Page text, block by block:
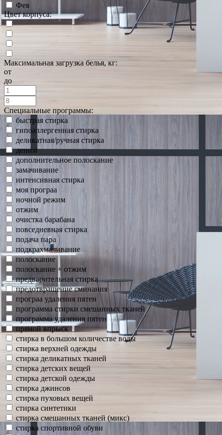
Фея
Цвет корпуса:
Максимальная загрузка белья, кг:
от
до
Специальные программы:
быстрая стирка
гипоаллергенная стирка
деликатная/ручная стирка
деним
дополнительное полоскание
замачивание
интенсивная стирка
моя програа
ночной режим
отжим
очистка барабана
повседневная стирка
подача пара
подкрахмаливание
полоскание
полоскание + отжим
предварительная стирка
предотвращение сминания
програа удаления пятен
программа стирки смешанных тканей
программа удаления пятен
прямой впрыск
стирка в большом количестве воды
стирка верхней одежды
стирка деликатных тканей
стирка детских вещей
стирка детской одежды
стирка джинсов
стирка пуховых вещей
стирка синтетики
стирка смешанных тканей (микс)
стирка спортивной обуви